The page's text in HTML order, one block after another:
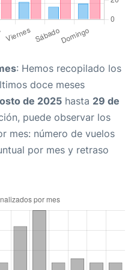
: Hemos recopilado los
doce meses
de 2025 hasta 29 de
puede observar los
mes: número de vuelos
por mes y retraso